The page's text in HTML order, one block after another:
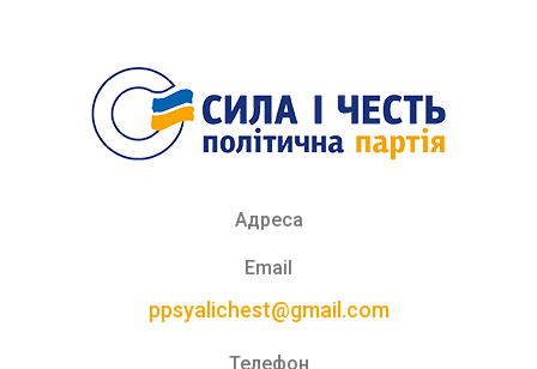
Адреса
Email
ppsyalichest@gmail.com
Телефон